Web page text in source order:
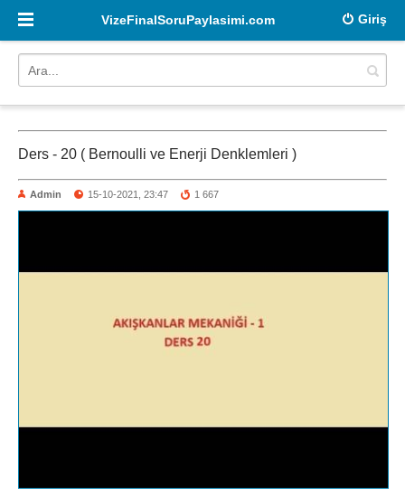
Giriş
VizeFinalSoruPaylasimi.com
Ders - 20 ( Bernoulli ve Enerji Denklemleri )
Admin 15-10-2021, 23:47 1 667